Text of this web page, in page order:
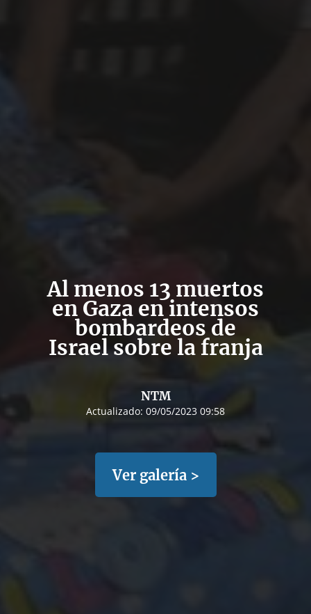
Al menos 13 muertos
en Gaza en intensos
bombardeos de
Israel sobre la franja
NTM
Actualizado: 09/05/2023 09:58
Ver galería >